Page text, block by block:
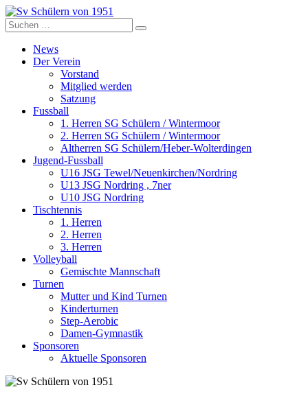
Zum
Inhalt
springen
Sv Schülern von 1951
Dorffussball in Schneverdingen
Suche
nach:
News
Der Verein
Vorstand
Mitglied werden
Satzung
Fussball
1. Herren SG Schülern / Wintermoor
2. Herren SG Schülern / Wintermoor
Altherren SG Schülern/Heber-Wolterdingen
Jugend-Fussball
U16 JSG Tewel/Neuenkirchen/Nordring
U13 JSG Nordring , 7ner
U10 JSG Nordring
Tischtennis
1. Herren
2. Herren
3. Herren
Volleyball
Gemischte Mannschaft
Turnen
Mutter und Kind Turnen
Kinderturnen
Step-Aerobic
Damen-Gymnastik
Sponsoren
Aktuelle Sponsoren